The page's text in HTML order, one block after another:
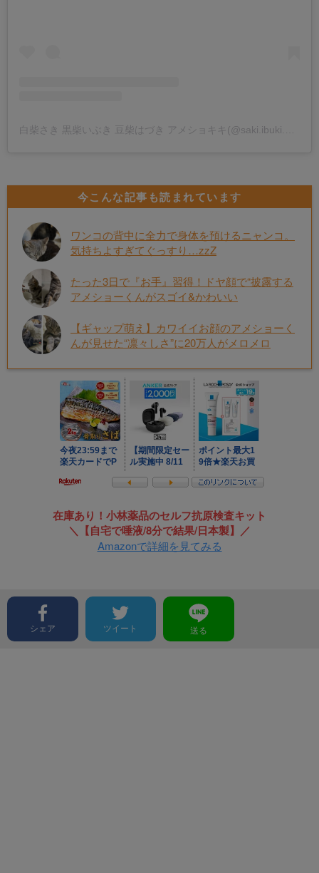
今こんな記事も読まれています
ワンコの背中に全力で身体を預けるニャンコ。
気持ちよすぎてぐっすり…zzZ
たった3日で『お手』習得！ドヤ顔で“披露する
アメショーくんがスゴイ&かわいい
【ギャップ萌え】カワイイお顔のアメショーく
んが見せた“凛々しさ”に20万人がメロメロ
在庫あり！小林薬品のセルフ抗原検査キット
＼【自宅で唾液/8分で結果/日本製】／
Amazonで詳細を見てみる
シェア ツイート 送る